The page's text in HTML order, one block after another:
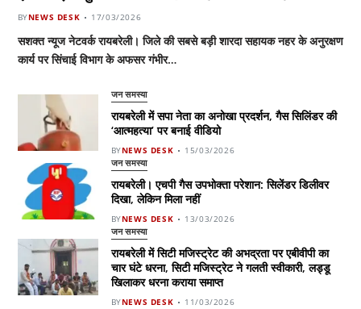
BYNEWS DESK 17/03/2026
सशक्त न्यूज नेटवर्क रायबरेली। जिले की सबसे बड़ी शारदा सहायक नहर के अनुरक्षण
कार्य पर सिंचाई विभाग के अफसर गंभीर…
जन समस्या
रायबरेली में सपा नेता का अनोखा प्रदर्शन, गैस सिलिंडर की
‘आत्महत्या’ पर बनाई वीडियो
BYNEWS DESK 15/03/2026
जन समस्या
रायबरेली। एचपी गैस उपभोक्ता परेशान: सिलेंडर डिलीवर
दिखा, लेकिन मिला नहीं
BYNEWS DESK 13/03/2026
जन समस्या
रायबरेली में सिटी मजिस्ट्रेट की अभद्रता पर एबीवीपी का
चार घंटे धरना, सिटी मजिस्ट्रेट ने गलती स्वीकारी, लड्डू
खिलाकर धरना कराया समाप्त
BYNEWS DESK 11/03/2026